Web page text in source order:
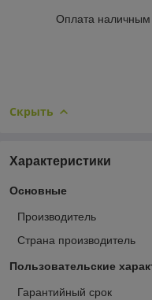
Оплата наличным
Скрыть
Характеристики
Основные
Производитель
Страна производитель
Пользовательские
Гарантийный срок